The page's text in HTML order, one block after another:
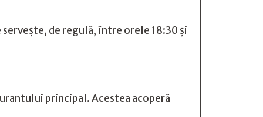
de regulă, între orele 18:30 și
principal. Acestea acoperă